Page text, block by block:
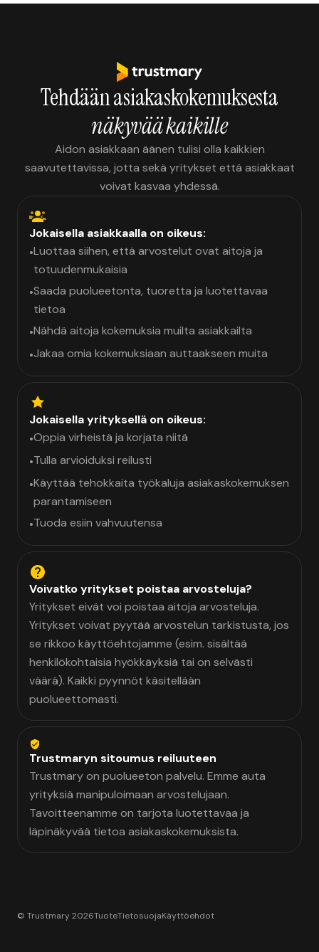
Tehdään asiakaskokemuksesta
näkyvää kaikille
Aidon asiakkaan äänen tulisi olla kaikkien
saavutettavissa, jotta sekä yritykset että asiakkaat
voivat kasvaa yhdessä.
Jokaisella asiakkaalla on oikeus:
•Luottaa siihen, että arvostelut ovat aitoja ja
totuudenmukaisia
•Saada puolueetonta, tuoretta ja luotettavaa
tietoa
•Nähdä aitoja kokemuksia muilta asiakkailta
•Jakaa omia kokemuksiaan auttaakseen muita
Jokaisella yrityksellä on oikeus:
•Oppia virheistä ja korjata niitä
•Tulla arvioiduksi reilusti
•Käyttää tehokkaita työkaluja asiakaskokemuksen
parantamiseen
•Tuoda esiin vahvuutensa
Voivatko yritykset poistaa arvosteluja?
Yritykset eivät voi poistaa aitoja arvosteluja.
Yritykset voivat pyytää arvostelun tarkistusta, jos
se rikkoo käyttöehtojamme (esim. sisältää
henkilökohtaisia hyökkäyksiä tai on selvästi
väärä). Kaikki pyynnöt käsitellään
puolueettomasti.
Trustmaryn sitoumus reiluuteen
Trustmary on puolueeton palvelu. Emme auta
yrityksiä manipuloimaan arvostelujaan.
Tavoitteenamme on tarjota luotettavaa ja
läpinäkyvää tietoa asiakaskokemuksista.
© Trustmary 2026TuoteTietosuojaKäyttöehdot